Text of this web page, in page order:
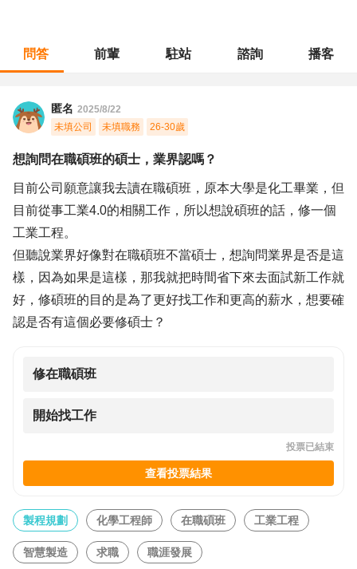
問答 前輩 駐站 諮詢 播客
匿名 2025/8/22
未填公司
未填職務 26-30歲
想詢問在職碩班的碩士，業界認嗎？
目前公司願意讓我去讀在職碩班，原本大學是化工畢業，但
目前從事工業4.0的相關工作，所以想說碩班的話，修一個
工業工程。
但聽說業界好像對在職碩班不當碩士，想詢問業界是否是這
樣，因為如果是這樣，那我就把時間省下來去面試新工作就
好，修碩班的目的是為了更好找工作和更高的薪水，想要確
認是否有這個必要修碩士？
修在職碩班
開始找工作
投票已結束
查看投票結果
製程規劃 化學工程師 在職碩班 工業工程
智慧製造 求職 職涯發展